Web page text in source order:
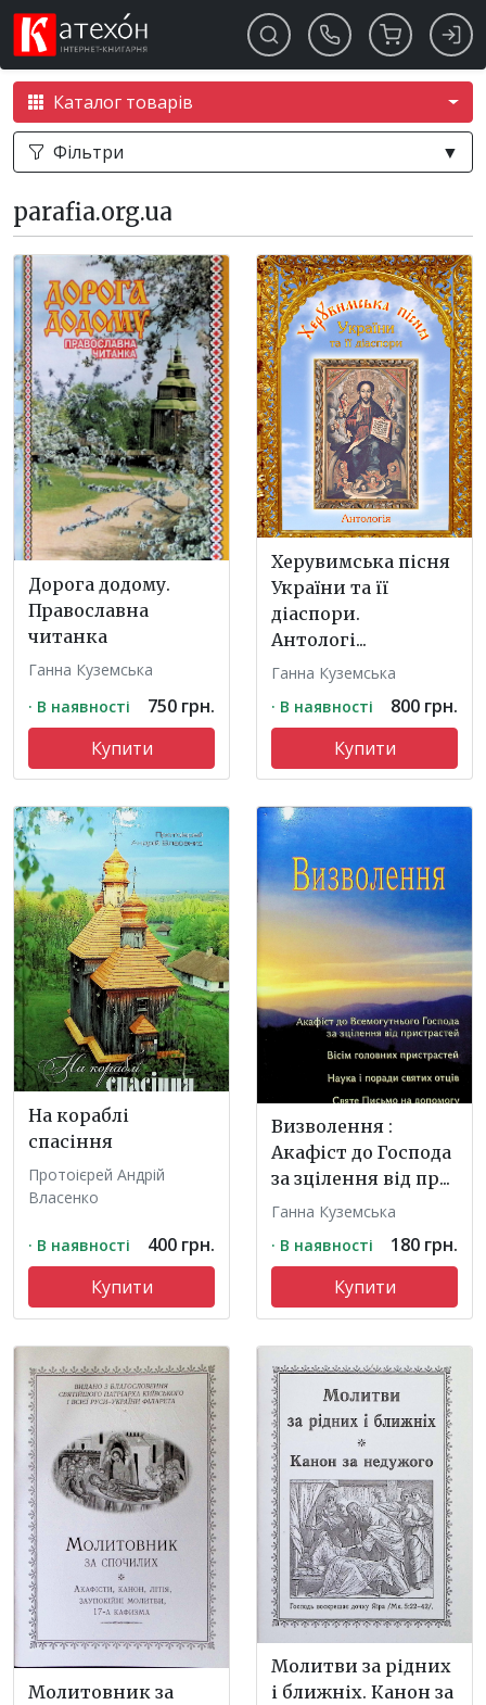
Каталог товарів
Фільтри ▼
parafia.org.ua
Дорога додому.
Православна
читанка
Ганна Куземська
· В наявності
750 грн.
Купити
Херувимська пісня
України та її
діаспори.
Антологі...
Ганна Куземська
· В наявності
800 грн.
Купити
На кораблі
спасіння
Протоієрей Андрій
Власенко
· В наявності
400 грн.
Купити
Визволення :
Акафіст до Господа
за зцілення від пр...
Ганна Куземська
· В наявності
180 грн.
Купити
Молитовник за
Молитви за рідних
і ближніх. Канон за